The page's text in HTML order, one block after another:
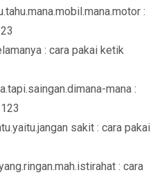
:
: cara pakai ketik
mana :
sakit : cara pakai
: cara